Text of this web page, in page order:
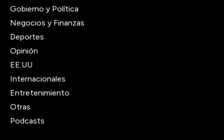
Gobierno y Política
Negocios y Finanzas
Deportes
Opinión
EE.UU
Internacionales
Entretenimiento
Otras
Podcasts